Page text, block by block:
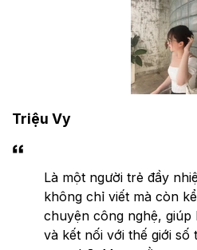
Triệu Vy
Là một người trẻ đầy
không chỉ viết mà còn
chuyện công nghệ, giúp
và kết nối với thế giới số